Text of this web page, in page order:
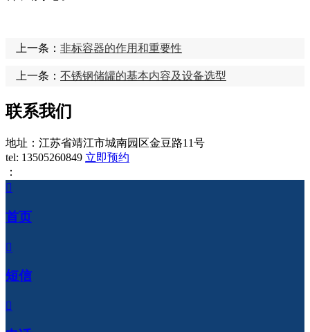
上一条： ​非标容器的作用和重要性
上一条： 不锈钢储罐的基本内容及设备选型
联系我们
地址：江苏省靖江市城南园区金豆路11号
tel: 13505260849 立即预约
：

首页

短信
